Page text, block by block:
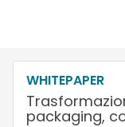
WHITEPAPER
packaging,